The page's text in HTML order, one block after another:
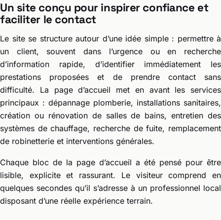
Un site conçu pour inspirer confiance et
faciliter le contact
Le site se structure autour d’une idée simple : permettre à
un client, souvent dans l’urgence ou en recherche
d’information rapide, d’identifier immédiatement les
prestations proposées et de prendre contact sans
difficulté. La page d’accueil met en avant les services
principaux : dépannage plomberie, installations sanitaires,
création ou rénovation de salles de bains, entretien des
systèmes de chauffage, recherche de fuite, remplacement
de robinetterie et interventions générales.
Chaque bloc de la page d’accueil a été pensé pour être
lisible, explicite et rassurant. Le visiteur comprend en
quelques secondes qu’il s’adresse à un professionnel local
disposant d’une réelle expérience terrain.